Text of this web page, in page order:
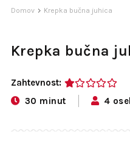
Domov Krepka bučna juhica
Krepka bučna
Zahtevnost:
30 minut 4